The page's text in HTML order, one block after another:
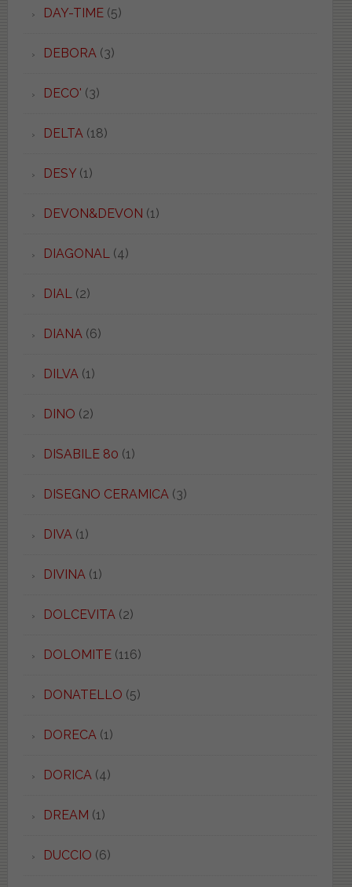
DAY-TIME(5)
DEBORA(3)
DECO' (3)
DELTA(18)
DESY(1)
DEVON&DEVON (1)
DIAGONAL(4)
DIAL(2)
DIANA(6)
DILVA(1)
DINO (2)
DISABILE 80 (1)
DISEGNO CERAMICA(3)
DIVA(1)
DIVINA(1)
DOLCEVITA(2)
DOLOMITE(116)
DONATELLO (5)
DORECA(1)
DORICA(4)
DREAM (1)
DUCCIO (6)